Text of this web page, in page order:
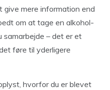
mere information end
om at tage en alkohol-
samarbejde – det er et
føre til yderligere
hvorfor du er blevet